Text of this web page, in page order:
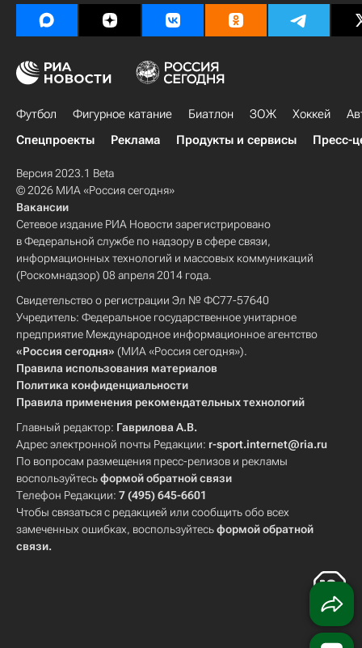
Футбол Фигурное катание Биатлон ЗОЖ Хоккей
Спецпроекты
Реклама Продукты и сервисы Пресс-
Версия 2023.1 Beta
© 2026 МИА «Россия сегодня»
Вакансии
Сетевое издание РИА Новости зарегистрировано
в Федеральной службе по надзору в сфере связи,
информационных технологий и массовых коммуникаций
(Роскомнадзор) 08 апреля 2014 года.
Свидетельство о регистрации Эл № ФС77-57640
Учредитель: Федеральное государственное унитарное
предприятие Международное информационное агентство
«Россия сегодня» (МИА «Россия сегодня»).
Правила использования материалов
Политика конфиденциальности
Правила применения рекомендательных технологий
Главный редактор: Гаврилова А.В.
Адрес электронной почты Редакции: r-sport.internet@ria.ru
По вопросам размещения пресс-релизов и рекламы
воспользуйтесьформой обратной связи
Телефон Редакции: 7 (495) 645-6601
Чтобы связаться с редакцией или сообщить обо всех
замеченных ошибках, воспользуйтесьформой обратной
связи.